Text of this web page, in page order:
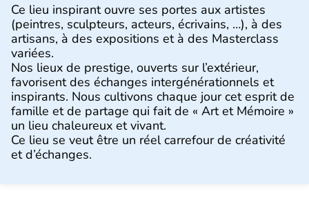
Ce lieu inspirant ouvre ses portes aux artistes
(peintres, sculpteurs, acteurs, écrivains, …), à des
artisans, à des expositions et à des Masterclass
variées.
Nos lieux de prestige, ouverts sur l’extérieur,
favorisent des échanges intergénérationnels et
inspirants. Nous cultivons chaque jour cet esprit de
famille et de partage qui fait de « Art et Mémoire »
un lieu chaleureux et vivant.
Ce lieu se veut être un réel carrefour de créativité
et d’échanges.